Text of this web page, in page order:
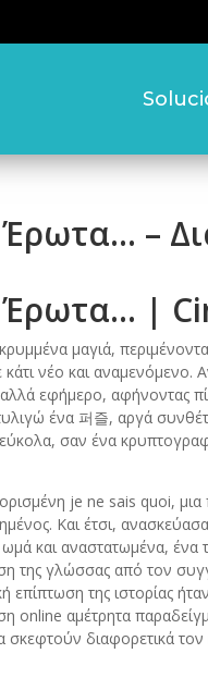
Έρωτα… –
Έρωτα… |
κρυμμένα μαγιά,
νέο και αναμενόμενο.
εφήμερο, αφήνοντας
ένα 퍼즐, αργά
σαν ένα
ορισμένη je ne sais quoi,
Και έτσι,
και αναστατωμένα,
της γλώσσας από τον
επίπτωση της ιστορίας
online αμέτρητα
διαφορετικά